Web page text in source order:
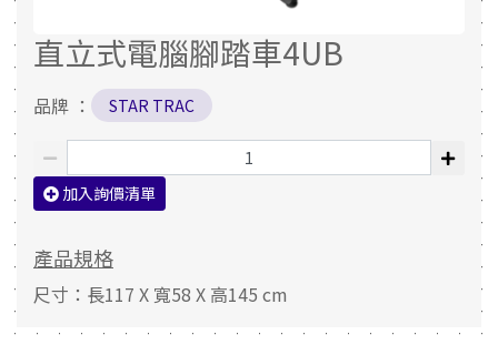
直立式電腦腳踏車4UB
品牌 ： STAR TRAC
加入詢價清單
產品規格
尺寸：長117 X 寬58 X 高145 cm